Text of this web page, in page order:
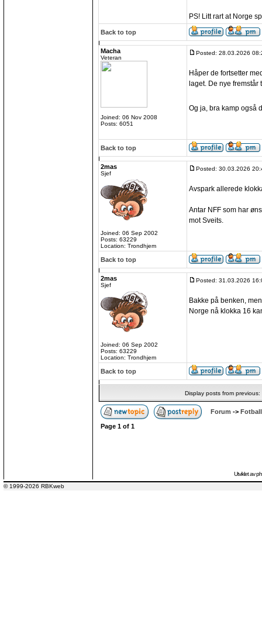
PS! Litt rart at Norge
Back to top
Macha
Veteran
Joined: 06 Nov 2008
Posts: 6051
Posted: 28.03.2026
Håper de fortsetter
laget. De nye fremstår
Og ja, bra kamp også
Back to top
2mas
Sjef
Joined: 06 Sep 2002
Posts: 63229
Location: Trondhjem
Posted: 30.03.2026
Avspark allerede
Antar NFF som har
mot Sveits.
Back to top
2mas
Sjef
Joined: 06 Sep 2002
Posts: 63229
Location: Trondhjem
Posted: 31.03.2026
Bakke på benken,
Norge nå klokka 16
Back to top
Display posts from previous:
Forum ->
Page 1 of 1
Utviklet av
© 1999-2026 RBKweb